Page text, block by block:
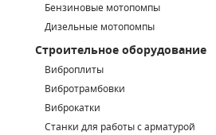
Бензиновые мотопомпы
Дизельные мотопомпы
Строительное оборудование
Виброплиты
Вибротрамбовки
Виброкатки
Станки для работы с арматурой
ФИЛЬТРЫ ТОПЛИВНЫЕ
МОТОРНОЕ МАСЛО
РАДИАТОРЫ